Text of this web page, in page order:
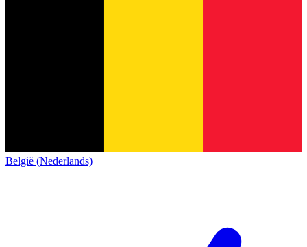
België (Nederlands)